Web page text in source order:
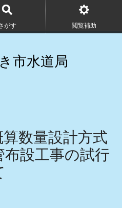
がす 閲覧補助
市水道局
算数量設計方式
設工事の試行